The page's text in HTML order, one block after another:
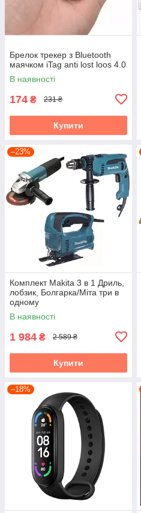
Брелок трекер з Bluetooth
маячком iTag anti lost loos 4.0
В наявності
174 ₴ 231 ₴
Купити
–23%
Комплект Makita 3 в 1 Дриль,
лобзик, Болгарка/Міта три в
одному
В наявності
1 984 ₴ 2 589 ₴
Купити
–18%